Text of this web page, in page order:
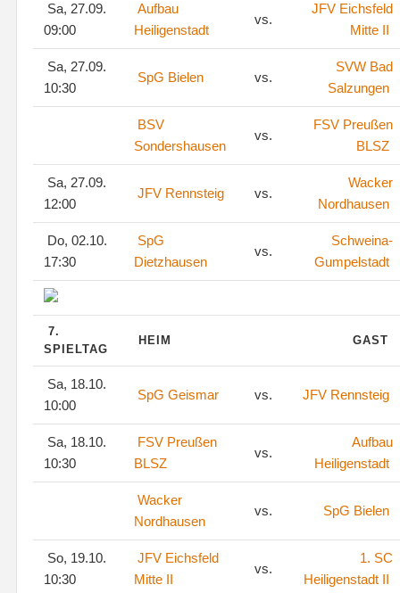
Sa, 27.09.
09:00
Aufbau
Heiligenstadt
vs.
JFV Eichsfeld
Mitte II
Sa, 27.09.
10:30
SpG Bielen vs.
SVW Bad
Salzungen
BSV
Sondershausen
vs.
FSV Preußen
BLSZ
Sa, 27.09.
12:00
JFV Rennsteig vs.
Wacker
Nordhausen
Do, 02.10.
17:30
SpG
Dietzhausen
vs.
Schweina-
Gumpelstadt
7.
SPIELTAG
HEIM GAST
Sa, 18.10.
10:00
SpG Geismar vs. JFV Rennsteig
Sa, 18.10.
10:30
FSV Preußen
BLSZ
vs.
Aufbau
Heiligenstadt
Wacker
Nordhausen
vs. SpG Bielen
So, 19.10.
10:30
JFV Eichsfeld
Mitte II
vs.
1. SC
Heiligenstadt II